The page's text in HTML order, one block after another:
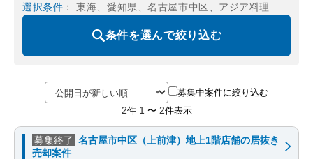
選択条件 ： 東海、愛知県、名古屋市中区、アジア料理
条件を選んで絞り込む
募集中案件に絞り込む
2件 1 〜 2件表示
募集終了 名古屋市中区（上前津）地上1階店舗の居抜き
売却案件